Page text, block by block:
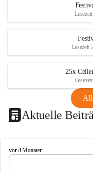
Lesezeit
25x
Aktuelle
C
e
vor 8 Monaten